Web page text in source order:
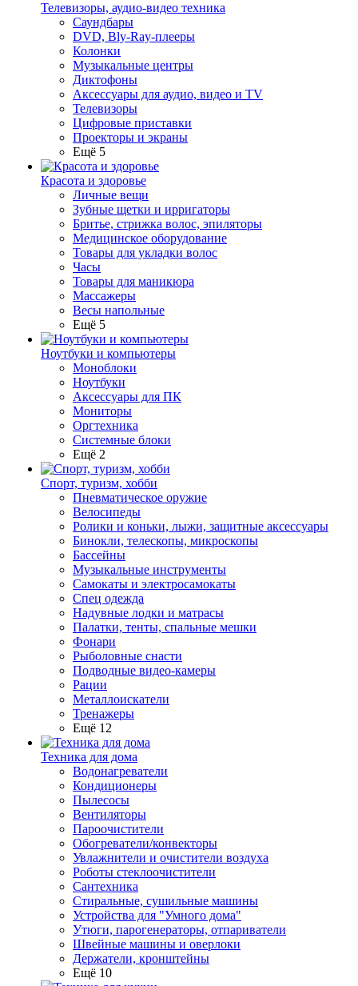
Телевизоры, аудио-видео техника
Саундбары
DVD, Bly-Ray-плееры
Колонки
Музыкальные центры
Диктофоны
Аксессуары для аудио, видео и TV
Телевизоры
Цифровые приставки
Проекторы и экраны
Ещё 5
Красота и здоровье
Личные вещи
Зубные щетки и ирригаторы
Бритье, стрижка волос, эпиляторы
Медицинское оборудование
Товары для укладки волос
Часы
Товары для маникюра
Массажеры
Весы напольные
Ещё 5
Ноутбуки и компьютеры
Моноблоки
Ноутбуки
Аксессуары для ПК
Мониторы
Оргтехника
Системные блоки
Ещё 2
Спорт, туризм, хобби
Пневматическое оружие
Велосипеды
Ролики и коньки, лыжи, защитные аксессуары
Бинокли, телескопы, микроскопы
Бассейны
Музыкальные инструменты
Самокаты и электросамокаты
Спец одежда
Надувные лодки и матрасы
Палатки, тенты, спальные мешки
Фонари
Рыболовные снасти
Подводные видео-камеры
Рации
Металлоискатели
Тренажеры
Ещё 12
Техника для дома
Водонагреватели
Кондиционеры
Пылесосы
Вентиляторы
Пароочистители
Обогреватели/конвекторы
Увлажнители и очистители воздуха
Роботы стеклоочистители
Сантехника
Стиральные, сушильные машины
Устройства для "Умного дома"
Утюги, парогенераторы, отпариватели
Швейные машины и оверлоки
Держатели, кронштейны
Ещё 10